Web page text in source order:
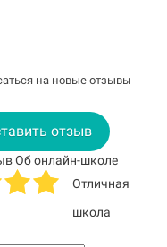
на новые отзывы
отзыв
Об онлайн-школе
Отличная
школа